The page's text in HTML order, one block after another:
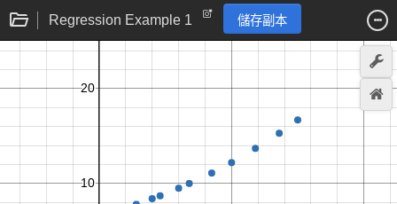
Regression Example 1 儲存副本